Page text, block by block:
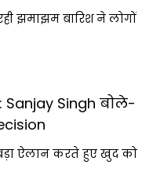
झमाझम बारिश ने लोगों
Sanjay Singh बोले-
ऐलान करते हुए खुद को